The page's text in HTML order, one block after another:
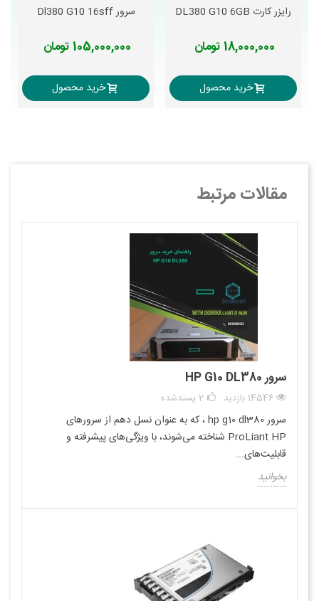
رایزر کارت DL380 G10 6GB
18,000,000 تومان
خرید محصول
سرور Dl380 G10 16sff
105,000,000 تومان
خرید محصول
مقالات مرتبط
سرور HP G10 DL380
14546 بازدید 2 پسندشده
سرور hp g10 dl380 ، که به عنوان نسل دهم از سرورهای
ProLiant HP شناخته می‌شوند، با ویژگی‌های پیشرفته و
قابلیت‌های...
بخوانید